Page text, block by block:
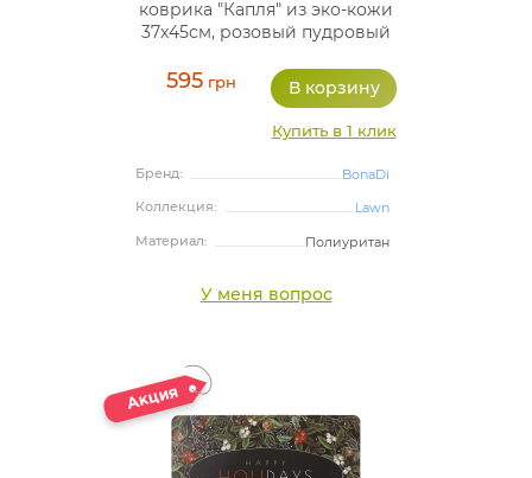
коврика "Капля" из эко-кожи
37х45см, розовый пудровый
595грн
Купить в 1 клик
Бренд:
BonaDi
Коллекция:
Lawn
Материал:
Полиуритан
У меня вопрос